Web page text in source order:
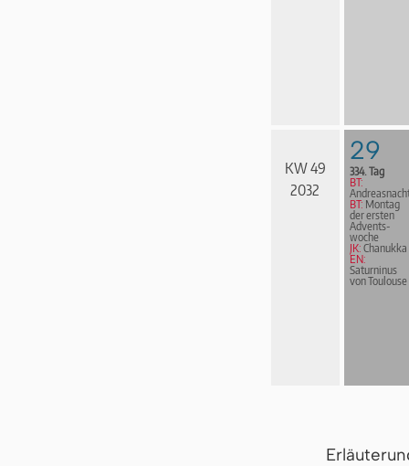
KW 49
2032
29
334. Tag
BT:
BT: Montag
der ersten
Advents­
woche
JK: Chanukka
EN:
Saturninus
von Toulouse